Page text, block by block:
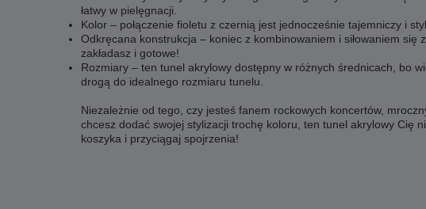
łatwy w pielęgnacji.
Kolor – połączenie fioletu z czernią jest jednocześnie tajemniczy i
Odkręcana konstrukcja – koniec z kombinowaniem i siłowaniem się
zakładasz i gotowe!
Rozmiary – ten tunel akrylowy dostępny w różnych średnicach, bo
drogą do idealnego rozmiaru tunelu.
Niezależnie od tego, czy jesteś fanem rockowych koncertów,
chcesz dodać swojej stylizacji trochę koloru, ten tunel akrylowy Cię
koszyka i przyciągaj spojrzenia!